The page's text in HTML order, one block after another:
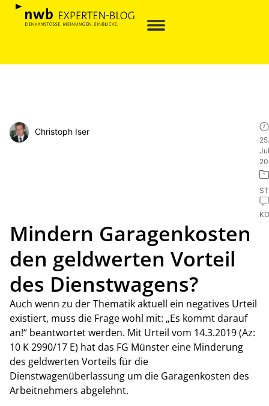
Christoph Iser
25.
Mindern Garagenkosten
den geldwerten Vorteil
des Dienstwagens?
Auch wenn zu der Thematik aktuell ein negatives Urteil
existiert, muss die Frage wohl mit: „Es kommt darauf
an!“ beantwortet werden. Mit Urteil vom 14.3.2019 (Az:
10 K 2990/17 E) hat das FG Münster eine Minderung
des geldwerten Vorteils für die
Dienstwagenüberlassung um die Garagenkosten des
Arbeitnehmers abgelehnt.